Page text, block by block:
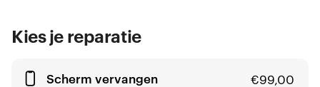
Kies je reparatie
Scherm vervangen €99,00